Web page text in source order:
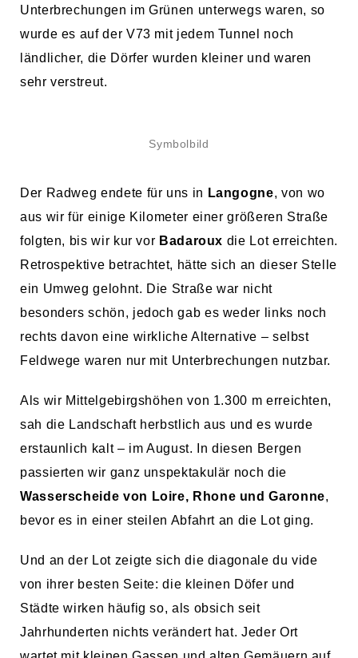
Unterbrechungen im Grünen unterwegs waren, so
wurde es auf der V73 mit jedem Tunnel noch
ländlicher, die Dörfer wurden kleiner und waren
sehr verstreut.
Symbolbild
Der Radweg endete für uns in Langogne, von wo
aus wir für einige Kilometer einer größeren Straße
folgten, bis wir kur vor Badaroux die Lot erreichten.
Retrospektive betrachtet, hätte sich an dieser Stelle
ein Umweg gelohnt. Die Straße war nicht
besonders schön, jedoch gab es weder links noch
rechts davon eine wirkliche Alternative – selbst
Feldwege waren nur mit Unterbrechungen nutzbar.
Als wir Mittelgebirgshöhen von 1.300 m erreichten,
sah die Landschaft herbstlich aus und es wurde
erstaunlich kalt – im August. In diesen Bergen
passierten wir ganz unspektakulär noch die
Wasserscheide von Loire, Rhone und Garonne,
bevor es in einer steilen Abfahrt an die Lot ging.
Und an der Lot zeigte sich die diagonale du vide
von ihrer besten Seite: die kleinen Döfer und
Städte wirken häufig so, als obsich seit
Jahrhunderten nichts verändert hat. Jeder Ort